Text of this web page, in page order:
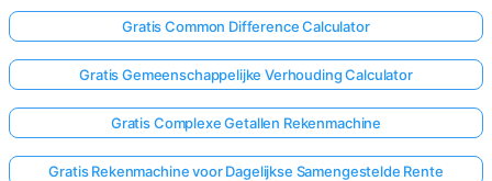
Gratis Common Difference Calculator
Gratis Gemeenschappelijke Verhouding Calculator
Gratis Complexe Getallen Rekenmachine
Gratis Rekenmachine voor Dagelijkse Samengestelde Rente